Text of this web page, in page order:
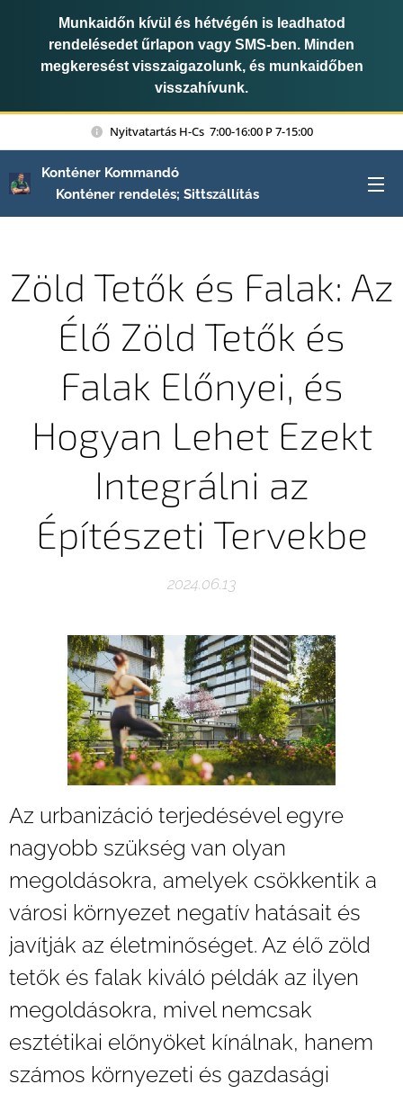
Munkaidőn kívül és hétvégén is leadhatod
rendelésedet űrlapon vagy SMS-ben. Minden
megkeresést visszaigazolunk, és munkaidőben
visszahívunk.
Nyitvatartás H-Cs 7:00-16:00 P 7-15:00
Konténer Kommandó
Konténer rendelés; Sittszállítás
Zöld Tetők és Falak: Az
Élő Zöld Tetők és
Falak Előnyei, és
Hogyan Lehet Ezekt
Integrálni az
Építészeti Tervekbe
2024.06.13
Az urbanizáció terjedésével egyre
nagyobb szükség van olyan
megoldásokra, amelyek csökkentik a
városi környezet negatív hatásait és
javítják az életminőséget. Az élő zöld
tetők és falak kiváló példák az ilyen
megoldásokra, mivel nemcsak
esztétikai előnyöket kínálnak, hanem
számos környezeti és gazdasági